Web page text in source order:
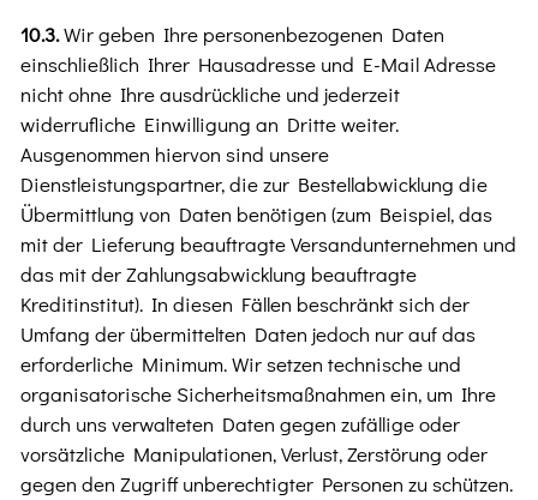
10.3.Wir geben Ihre personenbezogenen Daten
einschließlich Ihrer Hausadresse und E-Mail Adresse
nicht ohne Ihre ausdrückliche und jederzeit
widerrufliche Einwilligung an Dritte weiter.
Ausgenommen hiervon sind unsere
Dienstleistungspartner, die zur Bestellabwicklung die
Übermittlung von Daten benötigen (zum Beispiel, das
mit der Lieferung beauftragte Versandunternehmen und
das mit der Zahlungsabwicklung beauftragte
Kreditinstitut). In diesen Fällen beschränkt sich der
Umfang der übermittelten Daten jedoch nur auf das
erforderliche Minimum. Wir setzen technische und
organisatorische Sicherheitsmaßnahmen ein, um Ihre
durch uns verwalteten Daten gegen zufällige oder
vorsätzliche Manipulationen, Verlust, Zerstörung oder
gegen den Zugriff unberechtigter Personen zu schützen.